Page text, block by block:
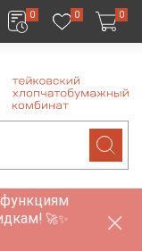
0 0 0
🚀✨